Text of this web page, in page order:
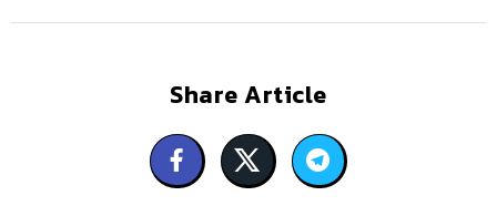
Share Article